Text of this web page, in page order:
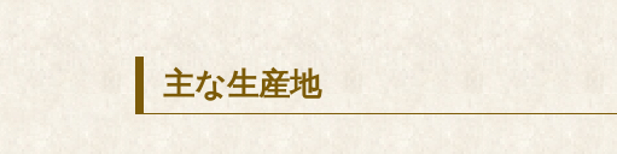
主な生産地